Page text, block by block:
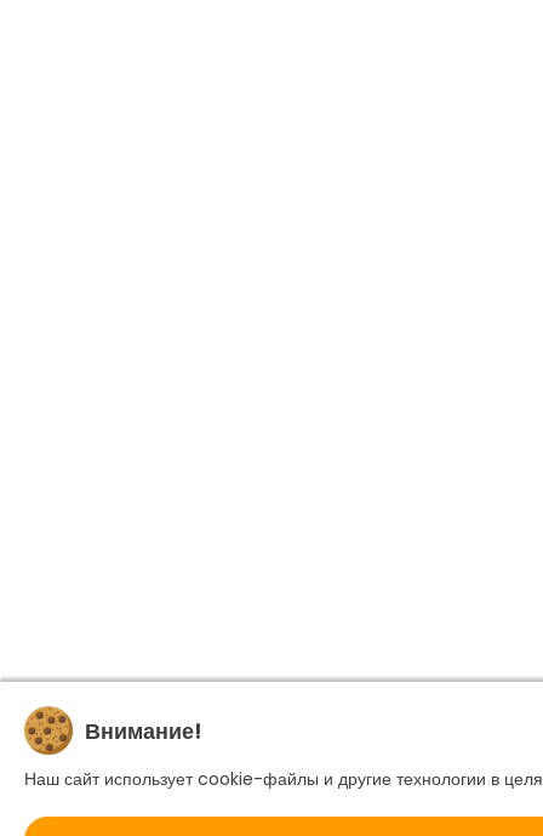
Внимание!
Наш сайт использует cookie-файлы и другие технологии в